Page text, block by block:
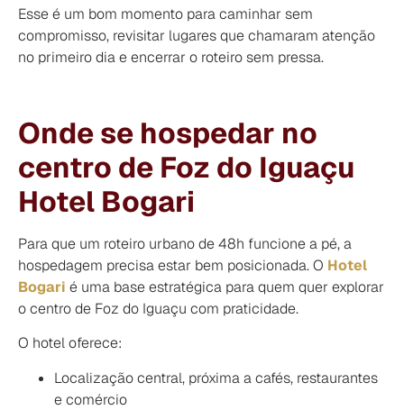
Esse é um bom momento para caminhar sem
compromisso, revisitar lugares que chamaram atenção
no primeiro dia e encerrar o roteiro sem pressa.
Onde se hospedar no
centro de Foz do Iguaçu
Hotel Bogari
Para que um roteiro urbano de 48h funcione a pé, a
hospedagem precisa estar bem posicionada. O Hotel
Bogari é uma base estratégica para quem quer explorar
o centro de Foz do Iguaçu com praticidade.
O hotel oferece:
Localização central, próxima a cafés, restaurantes
e comércio